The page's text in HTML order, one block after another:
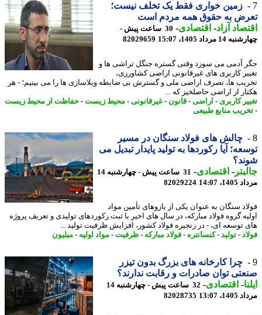
زمین خواری فقط یک تخلف نیست؛
به حقوق همه مردم است
آزاد - اقتصادی-
30 ساعت پیش -
مرداد 1405، 15:07
82029659
آدمی می سوزد وقتی گستره جنگل تراشی ها و
کاربری های غیرقانونی اراضی کشاورزی،
ها، تصرف اراضی ملی و گسترش بی ضابطه ویلاسازی ها را می بینیم؛ - هر
از اراضی حاصلخیز که ...
کاربری - اراضی -قانون-غیرقانونی-محیط زیست-حفاظت از محیط زیست
منابع طبیعی
چالش های فولاد سنگان در مسیر
آیا رکوردها به تولید پایدار تبدیل می
-اقتصادی-
31 ساعت پیش - چهارشنبه 14
14:07
82029224
سنگان به عنوان یکی از بازوهای تأمین مواد
گروه فولاد مبارکه، در سال های اخیر با ثبت رکوردهای تولیدی و تعریف پروژه
توسعه ای، - در زنجیره فولاد کشور، افزایش ظرفیت تولید ...
-تولید-کنسانتره-فولاد مبارکه- ظرفیت -مواد اولیه -میلیون
چرا کارخانه های بزرگ بدون تیزر
توان صادرات و رقابت ندارند؟
-اقتصادی-
32 ساعت پیش - چهارشنبه 14
13:07
82028735